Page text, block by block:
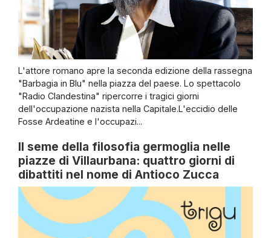
L'attore romano apre la seconda edizione della rassegna
"Barbagia in Blu" nella piazza del paese. Lo spettacolo
"Radio Clandestina" ripercorre i tragici giorni
dell'occupazione nazista nella Capitale.L'eccidio delle
Fosse Ardeatine e l'occupazi...
Il seme della filosofia germoglia nelle
piazze di Villaurbana: quattro giorni di
dibattiti nel nome di Antioco Zucca